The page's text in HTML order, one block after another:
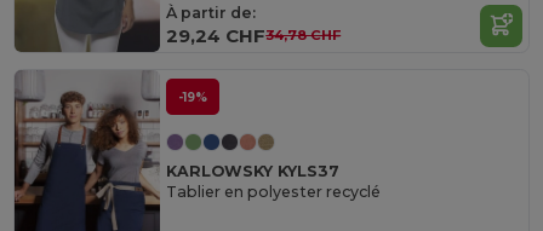
À partir de:
29,24 CHF34,78 CHF
-19%
KARLOWSKY KYLS37
Tablier en polyester recyclé